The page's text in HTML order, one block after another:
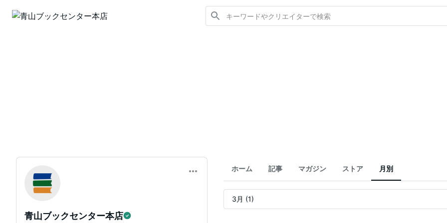
青山ブックセンター本店
ホーム 記事 マガジン ストア 月別